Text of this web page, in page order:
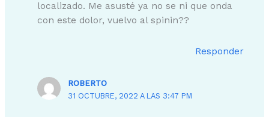
localizado. Me asusté ya no se ni que onda
con este dolor, vuelvo al spinin??
Responder
ROBERTO
31 OCTUBRE, 2022 A LAS 3:47 PM